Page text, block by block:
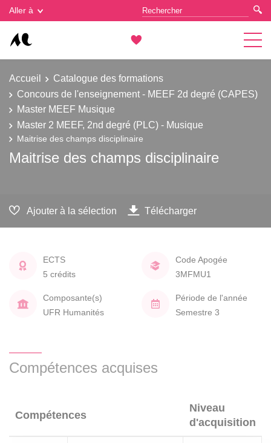
Aller à
Accueil
Catalogue des formations
Concours de l'enseignement - MEEF 2d degré (CAPES)
Master MEEF Musique
Master 2 MEEF, 2nd degré (PLC) - Musique
Maitrise des champs disciplinaire
Maitrise des champs disciplinaire
Ajouter à la sélection Télécharger
ECTS
5 crédits
Code Apogée
3MFMU1
Composante(s)
UFR Humanités
Période de l'année
Semestre 3
Compétences acquises
Compétences
Niveau
d'acquisition
Gestion des cookies